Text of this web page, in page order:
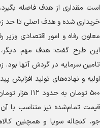
است مقداری از هدف فاصله
خریداری شده و هدف اصلی تا
معاون رفاه و امور اقتصادی
این طرح گفت: هدف مهم دیگر،
تامین سرمایه در گردش آنها بود.
قیمت تمام‌شده نیز متناسب با آن
جو، کنجاله سویا و همچنین